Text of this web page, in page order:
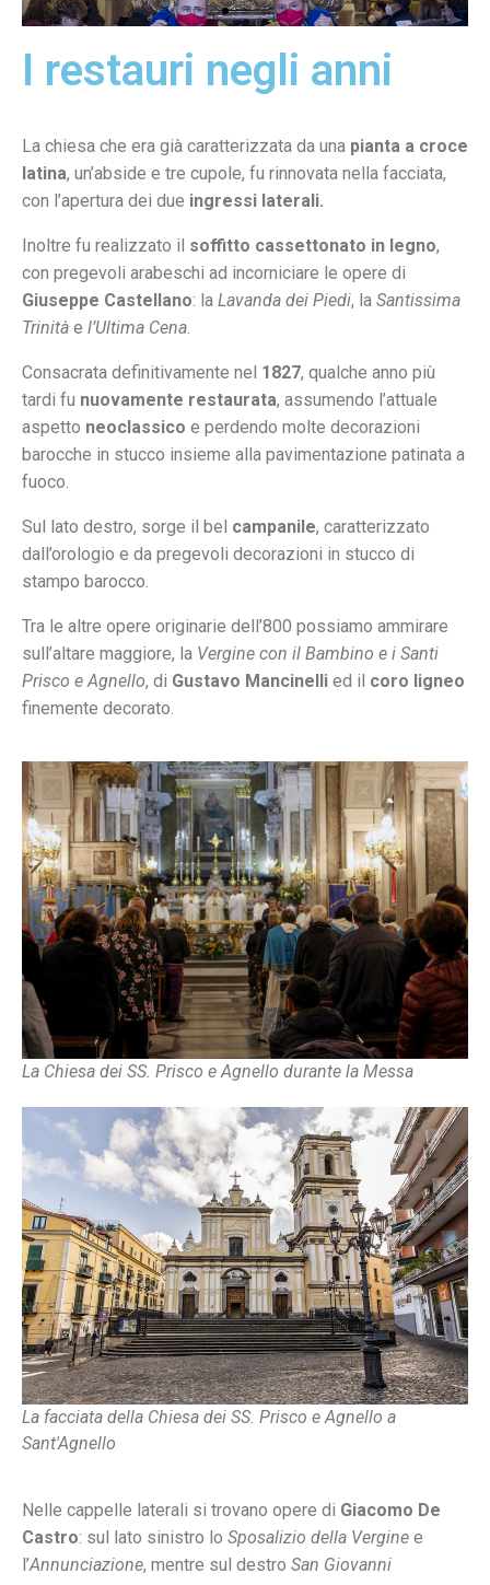
I restauri negli anni
La chiesa che era già caratterizzata da una pianta a croce
latina, un’abside e tre cupole, fu rinnovata nella facciata,
con l’apertura dei due ingressi laterali.
Inoltre fu realizzato il soffitto cassettonato in legno,
con pregevoli arabeschi ad incorniciare le opere di
Giuseppe Castellano: la Lavanda dei Piedi, la Santissima
Trinità e l’Ultima Cena.
Consacrata definitivamente nel 1827, qualche anno più
tardi fu nuovamente restaurata, assumendo l’attuale
aspetto neoclassico e perdendo molte decorazioni
barocche in stucco insieme alla pavimentazione patinata a
fuoco.
Sul lato destro, sorge il bel campanile, caratterizzato
dall’orologio e da pregevoli decorazioni in stucco di
stampo barocco.
Tra le altre opere originarie dell’800 possiamo ammirare
sull’altare maggiore, la Vergine con il Bambino e i Santi
Prisco e Agnello, di Gustavo Mancinelli ed il coro ligneo
finemente decorato.
La Chiesa dei SS. Prisco e Agnello durante la Messa
La facciata della Chiesa dei SS. Prisco e Agnello a
Sant'Agnello
Nelle cappelle laterali si trovano opere di Giacomo De
Castro: sul lato sinistro lo Sposalizio della Vergine e
l’Annunciazione, mentre sul destro San Giovanni